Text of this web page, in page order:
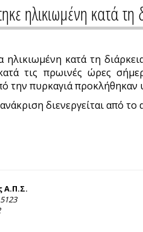
ηλικιωμένη κατά
ηλικιωμένη κατά τη
τις πρωινές ώρες
πυρκαγιά προκλήθηκαν
διενεργείται από το
Α.Π.Σ.